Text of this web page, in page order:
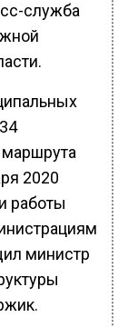
служба
2020
работы
министр